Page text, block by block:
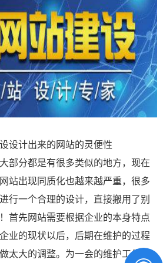
设计出来的网站的灵便性
部分都是有很多类似的地方，现在
站出现同质化也越来越严重，很多
行一个合理的设计，直接搬用了别
首先网站需要根据企业的本身特点
业的现状以后，后期在维护的过程
太大的调整。为一会的维护工作增